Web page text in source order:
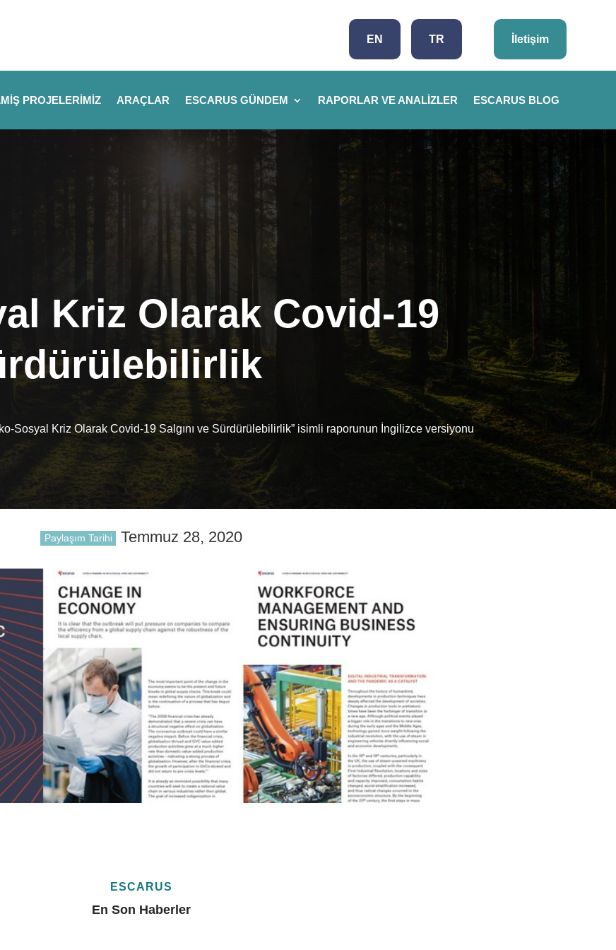
EN TR İletişim
PROJELERIMIZ ARAÇLAR ESCARUS GÜNDEM RAPORLAR VE ANALIZLER ESCARUS BLOG
Kriz Olarak Covid-19
Sosyal Kriz Olarak Covid-19 Salgını ve Sürdürülebilirlik” isimli raporunun İngilizce versiyonu
Paylaşım Tarihi Temmuz 28, 2020
ESCARUS
En Son Haberler